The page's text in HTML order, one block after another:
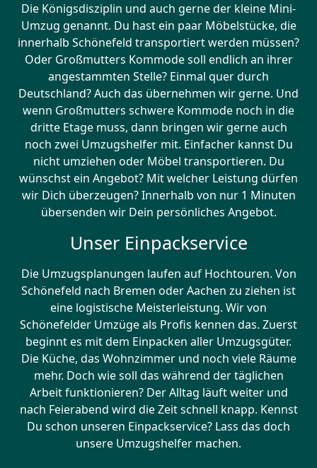
Die Königsdisziplin und auch gerne der kleine Mini-
Umzug genannt. Du hast ein paar Möbelstücke, die
innerhalb Schönefeld transportiert werden müssen?
Oder Großmutters Kommode soll endlich an ihrer
angestammten Stelle? Einmal quer durch
Deutschland? Auch das übernehmen wir gerne. Und
wenn Großmutters schwere Kommode noch in die
dritte Etage muss, dann bringen wir gerne auch
noch zwei Umzugshelfer mit. Einfacher kannst Du
nicht umziehen oder Möbel transportieren. Du
wünschst ein Angebot? Mit welcher Leistung dürfen
wir Dich überzeugen? Innerhalb von nur 1 Minuten
übersenden wir Dein persönliches Angebot.
Unser Einpackservice
Die Umzugsplanungen laufen auf Hochtouren. Von
Schönefeld nach Bremen oder Aachen zu ziehen ist
eine logistische Meisterleistung. Wir von
Schönefelder Umzüge als Profis kennen das. Zuerst
beginnt es mit dem Einpacken aller Umzugsgüter.
Die Küche, das Wohnzimmer und noch viele Räume
mehr. Doch wie soll das während der täglichen
Arbeit funktionieren? Der Alltag läuft weiter und
nach Feierabend wird die Zeit schnell knapp. Kennst
Du schon unseren Einpackservice? Lass das doch
unsere Umzugshelfer machen.